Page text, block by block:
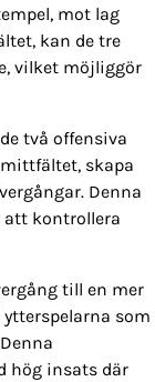
mot lag
kan de tre
vilket möjliggör
två offensiva
skapa
Denna
att kontrollera
till en mer
som
hög insats där